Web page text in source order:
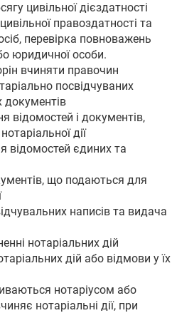
цивільної дієздатності
правоздатності та
перевірка повноважень
юридичної особи.
вчиняти правочин
посвідчуваних
документів
відомостей і документів,
дії
відомостей єдиних та
що подаються для
написів та видача
нотаріальних дій
дій або відмови у їх
нотаріусом або
нотаріальні дії, при